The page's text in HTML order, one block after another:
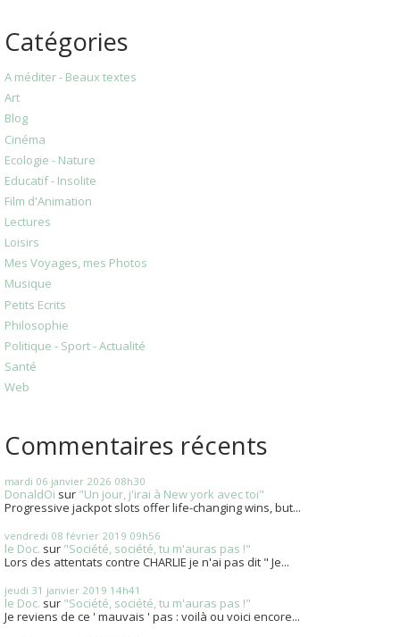
Catégories
A méditer - Beaux textes
Art
Blog
Cinéma
Ecologie - Nature
Educatif - Insolite
Film d'Animation
Lectures
Loisirs
Mes Voyages, mes Photos
Musique
Petits Ecrits
Philosophie
Politique - Sport - Actualité
Santé
Web
Commentaires récents
mardi 06 janvier 2026 08h30
DonaldOi sur "Un jour, j'irai à New york avec toi"
Progressive jackpot slots offer life-changing wins, but...
vendredi 08 février 2019 09h56
le Doc. sur "Société, société, tu m'auras pas !"
Lors des attentats contre CHARLIE je n'ai pas dit " Je...
jeudi 31 janvier 2019 14h41
le Doc. sur "Société, société, tu m'auras pas !"
Je reviens de ce ' mauvais ' pas : voilà ou voici encore...